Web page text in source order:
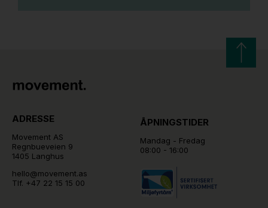
ADRESSE
Movement AS
Regnbueveien 9
1405 Langhus
hello@movement.as
Tlf. +47 22 15 15 00
ÅPNINGSTIDER
Mandag - Fredag
08:00 - 16:00